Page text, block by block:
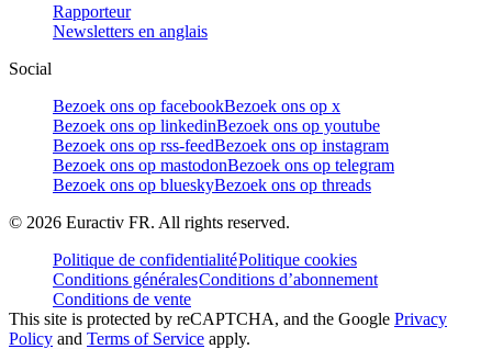
Rapporteur
Newsletters en anglais
Social
Bezoek ons op facebookBezoek ons op x
Bezoek ons op linkedinBezoek ons op youtube
Bezoek ons op rss-feedBezoek ons op instagram
Bezoek ons op mastodonBezoek ons op telegram
Bezoek ons op blueskyBezoek ons op threads
© 2026 Euractiv FR. All rights reserved.
Politique de confidentialitéPolitique cookies
Conditions généralesConditions d’abonnement
Conditions de vente
This site is protected by reCAPTCHA, and the Google Privacy
Policy and Terms of Service apply.